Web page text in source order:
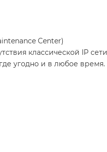
Center)
классической IP
угодно и в любое время.